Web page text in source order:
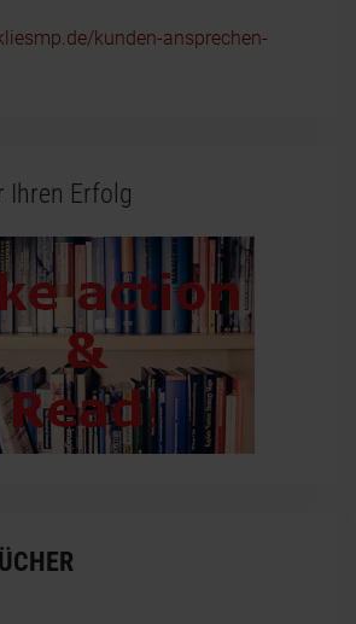
kunden-ansprechen-
Ihren Erfolg